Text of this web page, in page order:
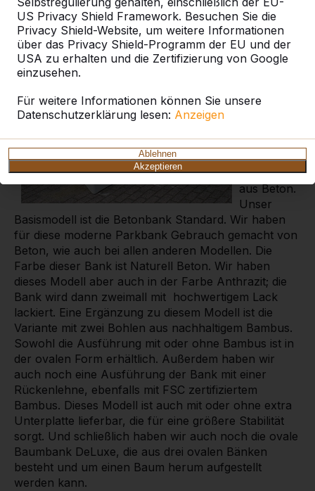
US Privacy Shield Framework. Besuchen Sie die
Privacy Shield-Website, um weitere Informationen
über das Privacy Shield-Programm der EU und der
USA zu erhalten und die Zertifizierung von Google
einzusehen.
Für weitere Informationen können Sie unsere
Datenschutzerklärung lesen: Anzeigen
Ablehnen
Akzeptieren
Jede Parkbank aus einem
Stück Beton gegossen
Wir haben
mehrere
Parkbank
Modelle
aus Beton.
Unser
Basismodell ist die Betonbank Standard. Wir haben
für diese moderne Parkbank Gebrauch gemacht von
Beton, wie auch bei allen anderen Modellen. Die
Farbe dieser Bank ist Naturell Beton. Wir haben
dieses Modell aber auch in der Farbe Anthrazit; die
Bank wird dann zweimall mit hochwertigem Lack
lackiert. Eine Ergänzung zu diesem Modell ist die
Variante mit zwei Bohlen aus nachhaltigem Bambus.
Sowohl die Ausführung mit oder ohne Bambus ist in
der ovalen Form erhältlich. Außerdem haben wir
auch noch eine Ausführung der Bank mit einer
Rückenlehne, ebenfalls mit FSC zertifiziertem
Bambus. Dieses Modell ist auch mit oder ohne extra
Unterplatte lieferbar, die für eine größere Stabilität
sorgt. Und schließlich haben wir auch noch die ovale
Baumbank DeLuxe, die aus drei ovalen Bänken
besteht und um einen Baum herum aufgestellt
werden kann.